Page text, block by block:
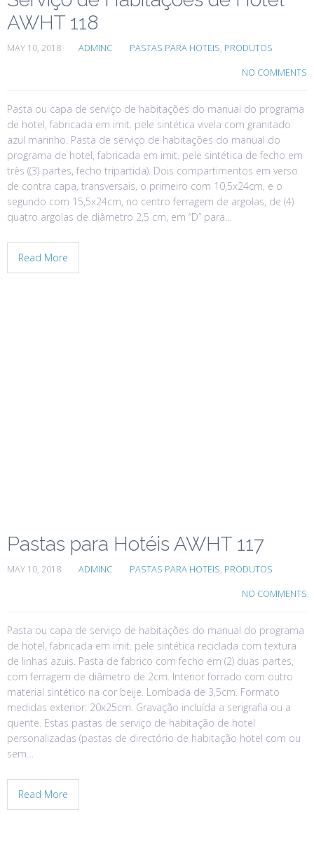
AWHT 118
MAY 10, 2018 ADMINC PASTAS PARA HOTEIS, PRODUTOS
NO COMMENTS
Pasta ou capa de serviço de habitações do manual do programa
de hotel, fabricada em imit. pele sintética vivela com granitado
azul marinho. Pasta de serviço de habitações do manual do
programa de hotel, fabricada em imit. pele sintética de fecho em
três ((3) partes, fecho tripartida). Dois compartimentos em verso
de contra capa, transversais, o primeiro com 10,5x24cm, e o
segundo com 15,5x24cm, no centro ferragem de argolas, de (4)
quatro argolas de diâmetro 2,5 cm, em “D” para…
Read More
Pastas para Hotéis AWHT 117
MAY 10, 2018 ADMINC PASTAS PARA HOTEIS, PRODUTOS
NO COMMENTS
Pasta ou capa de serviço de habitações do manual do programa
de hotel, fabricada em imit. pele sintética reciclada com textura
de linhas azuis. Pasta de fabrico com fecho em (2) duas partes,
com ferragem de diâmetro de 2cm. Interior forrado com outro
material sintético na cor beije. Lombada de 3,5cm. Formato
medidas exterior: 20x25cm. Gravação incluída a serigrafia ou a
quente. Estas pastas de serviço de habitação de hotel
personalizadas (pastas de directório de habitação hotel com ou
sem…
Read More